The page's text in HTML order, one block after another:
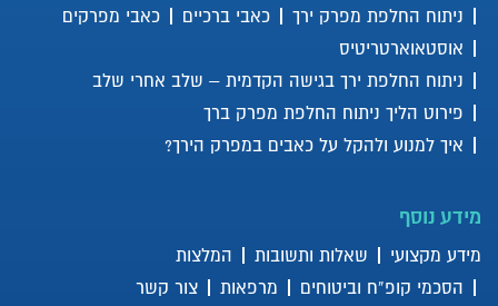
ניתוח החלפת מפרק ירך
כאבי ברכיים
כאבי מפרקים
אוסטאוארטריטיס
ניתוח החלפת ירך בגישה הקדמית – שלב אחרי שלב
פירוט הליך ניתוח החלפת מפרק ברך
איך למנוע ולהקל על כאבים במפרק הירך?
מידע נוסף
מידע מקצועי שאלות ותשובות
המלצות
הסכמי קופ”ח וביטוחים
מרפאות
צור קשר